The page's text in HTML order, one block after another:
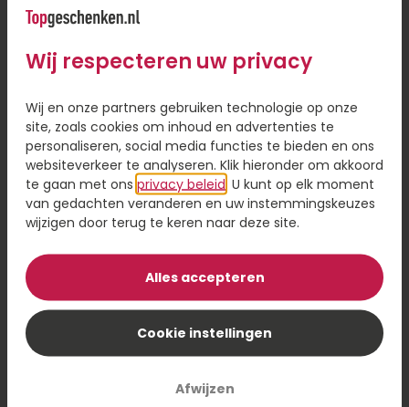
Land of Hope duo
Kaartje toevoegen
Voeg een kaart toe met jouw persoonlijke tekst
1,95
Voeg toe aan winkelwagen
Deze Land of Hope wijnen smaken niet alleen goed,
ze doen ook goed. Een deel van de opbrengst gaat
namelijk naar kansarme families van werknemers
Wij respecteren uw privacy
Wij en onze partners gebruiken technologie op onze
site, zoals cookies om inhoud en advertenties te
personaliseren, social media functies te bieden en ons
websiteverkeer te analyseren. Klik hieronder om akkoord
te gaan met ons privacy beleid . U kunt op elk moment
van gedachten veranderen en uw instemmingskeuzes
wijzigen door terug te keren naar deze site.
Alles accepteren
Cookie instellingen
Afwijzen